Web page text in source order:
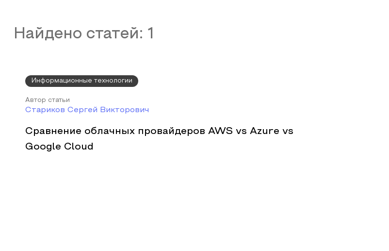
Найдено статей: 1
Информационные технологии
Автор статьи
Стариков Сергей Викторович
Сравнение облачных провайдеров AWS vs Azure vs
Google Cloud